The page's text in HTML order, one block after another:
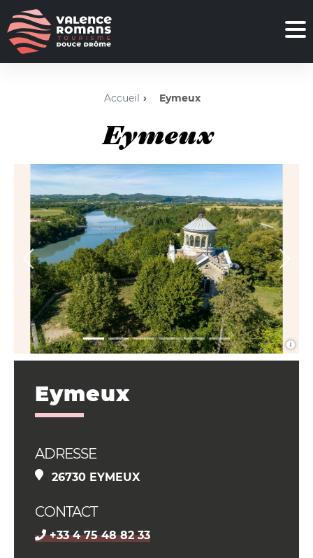
Accueil Eymeux
Eymeux
Eymeux
ADRESSE
26730 EYMEUX
CONTACT
+33 4 75 48 82 33